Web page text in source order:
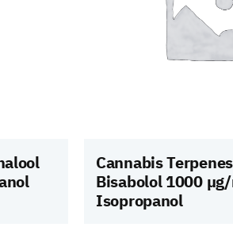
Cannabis
Bisabolol 1000
Isopropanol